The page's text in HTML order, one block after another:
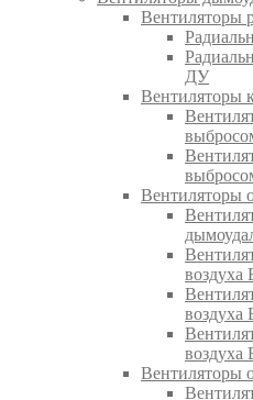
Вентиляторы
ДУ
Вентиляторы
Вентиляторы
Вентиляторы